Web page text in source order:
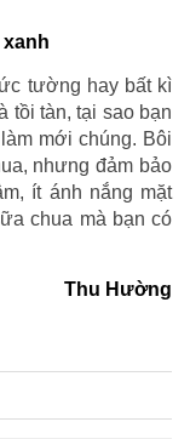
xanh
tường hay bất kì
tồi tàn, tại sao bạn
mới chúng. Bôi
nhưng đảm bảo
ít ánh nắng mặt
chua mà bạn có
Thu Hường